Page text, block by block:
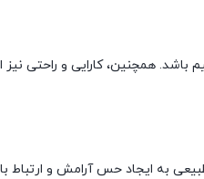
باشد. همچنین، کارایی و راحتی
به ایجاد حس آرامش و